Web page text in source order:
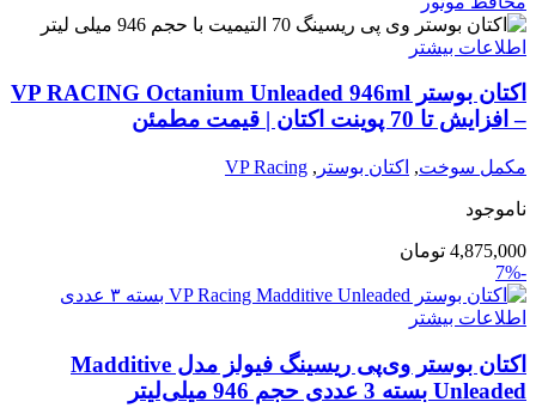
اطلاعات بیشتر
اکتان بوستر VP RACING Octanium Unleaded 946ml
– افزایش تا 70 پوینت اکتان | قیمت مطمئن
مکمل سوخت, اکتان بوستر ,
VP Racing
ناموجود
4,875,000 تومان
-7%
اطلاعات بیشتر
اکتان بوستر وی‌پی ریسینگ فیولز مدل Madditive
Unleaded بسته 3 عددی حجم 946 میلی‌لیتر